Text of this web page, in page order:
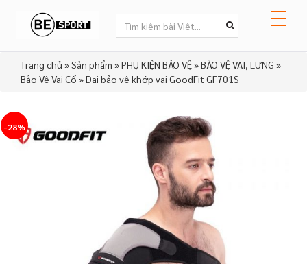
Trang chủ »Sản phẩm »PHỤ KIỆN BẢO VỆ»BẢO VỆ VAI, LƯNG »
Bảo Vệ Vai Cổ »Đai bảo vệ khớp vai GoodFit GF701S
-28%